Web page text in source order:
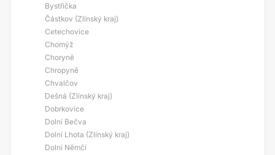
Bystřička
Částkov (Zlínský kraj)
Cetechovice
Chomýž
Choryně
Chropyně
Chvalčov
Dešná (Zlínský kraj)
Dobrkovice
Dolní Bečva
Dolní Lhota (Zlínský kraj)
Dolní Němčí